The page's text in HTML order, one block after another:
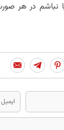
نباشم در هر